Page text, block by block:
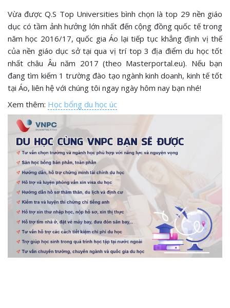
Vừa được Q.S Top Universities bình chọn là top 29 nền giáo
dục có tầm ảnh hưởng lớn nhất đến cộng đồng quốc tế trong
năm học 2016/17, quốc gia Áo lại tiếp tục khẳng định vị thế
của nền giáo dục sở tại qua vị trí top 3 địa điểm du học tốt
nhất châu Âu năm 2017 (theo Masterportal.eu). Nếu bạn
đang tìm kiếm 1 trường đào tạo ngành kinh doanh, kinh tế tốt
tại Áo, liên hệ với chúng tôi ngay ngày hôm nay bạn nhé!
Xem thêm: Học bổng du học úc